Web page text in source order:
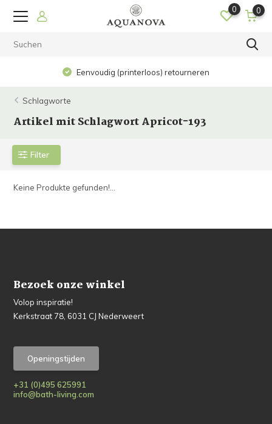
0 0
Eenvoudig (printerloos) retourneren
Schlagworte
Artikel mit Schlagwort Apricot-193
Filter
Keine Produkte gefunden!...
Bezoek onze winkel
Volop inspiratie!
Kerkstraat 78, 6031 CJ Nederweert
Openingstijden
+31 (0)495 625991
info@bath-living.com